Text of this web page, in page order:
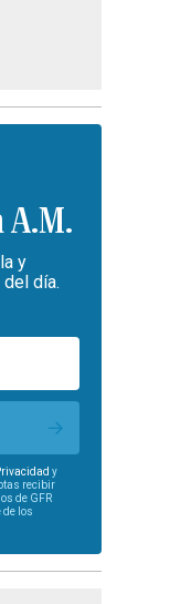
y
día.
y
recibir
de GFR
los